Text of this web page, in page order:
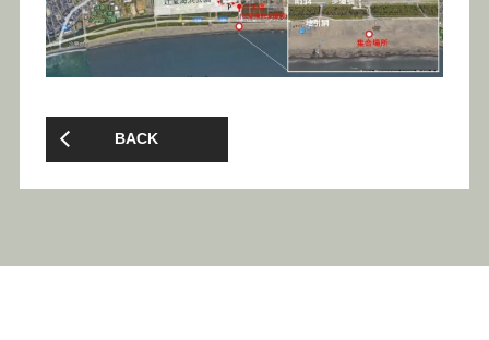
BACK